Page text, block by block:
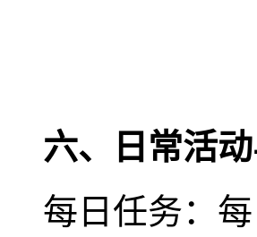
六、日常活动
每日任务：